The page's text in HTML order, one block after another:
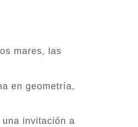
mares, las
en geometría,
invitación a